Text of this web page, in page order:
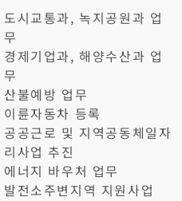
도시교통과, 녹지공원과 업
무
경제기업과, 해양수산과 업
무
산불예방 업무
이륜자동차 등록
공공근로 및 지역공동체일자
리사업 추진
에너지 바우처 업무
발전소주변지역 지원사업